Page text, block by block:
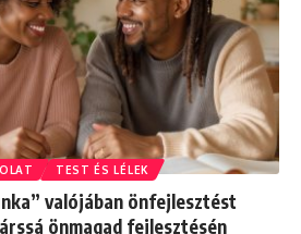
TEST ÉS LÉLEK
valójában önfejlesztést
önmagad fejlesztésén